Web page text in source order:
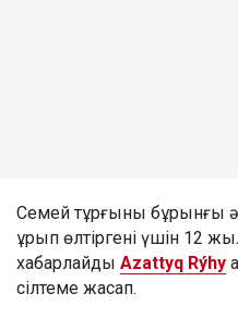
Семей тұрғыны бұрынғы
ұрып өлтіргені үшін 12
хабарлайды Azattyq Rýhy
сілтеме жасап.